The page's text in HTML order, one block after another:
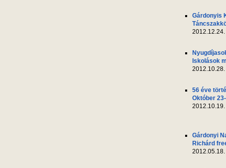
Gárdonyis
2012.12.24.
Iskolások
2012.10.28.
56 éve
Október
2012.10.19.
Gárdonyi
Richárd
2012.05.18.